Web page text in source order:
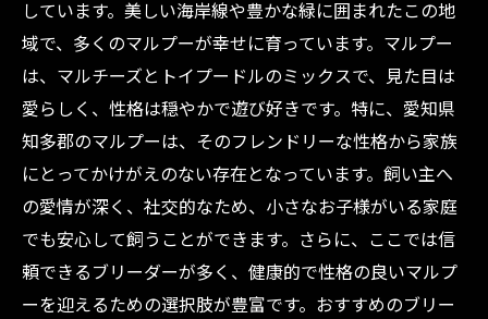
しています。美しい海岸線や豊かな緑に囲まれたこの地
域で、多くのマルプーが幸せに育っています。マルプー
は、マルチーズとトイプードルのミックスで、見た目は
愛らしく、性格は穏やかで遊び好きです。特に、愛知県
知多郡のマルプーは、そのフレンドリーな性格から家族
にとってかけがえのない存在となっています。飼い主へ
の愛情が深く、社交的なため、小さなお子様がいる家庭
でも安心して飼うことができます。さらに、ここでは信
頼できるブリーダーが多く、健康的で性格の良いマルプ
ーを迎えるための選択肢が豊富です。おすすめのブリー